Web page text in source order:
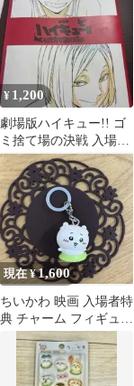
¥ 1,200
劇場版ハイキュー!! ゴ
ミ捨て場の決戦 入場者
特典
現在 ¥1,600
ちいかわ 映画 入場者特
典 チャーム フィギュア
ちいかわ